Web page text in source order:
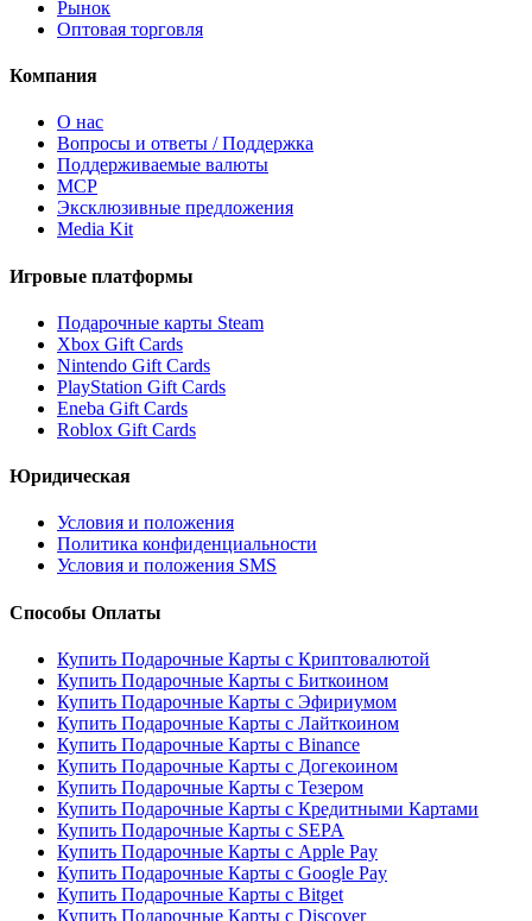
Рынок
Оптовая торговля
Компания
О нас
Вопросы и ответы / Поддержка
Поддерживаемые валюты
MCP
Эксклюзивные предложения
Media Kit
Игровые платформы
Подарочные карты Steam
Xbox Gift Cards
Nintendo Gift Cards
PlayStation Gift Cards
Eneba Gift Cards
Roblox Gift Cards
Юридическая
Условия и положения
Политика конфиденциальности
Условия и положения SMS
Способы Оплаты
Купить Подарочные Карты с Криптовалютой
Купить Подарочные Карты с Биткоином
Купить Подарочные Карты с Эфириумом
Купить Подарочные Карты с Лайткоином
Купить Подарочные Карты с Binance
Купить Подарочные Карты с Догекоином
Купить Подарочные Карты с Тезером
Купить Подарочные Карты с Кредитными Картами
Купить Подарочные Карты с SEPA
Купить Подарочные Карты с Apple Pay
Купить Подарочные Карты с Google Pay
Купить Подарочные Карты с Bitget
Купить Подарочные Карты с Discover